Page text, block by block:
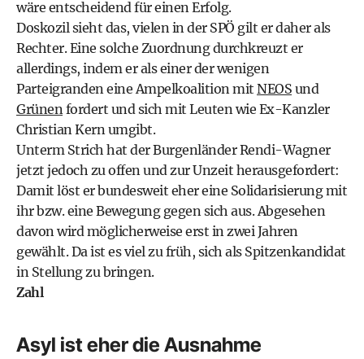
wäre entscheidend für einen Erfolg.
Doskozil sieht das, vielen in der SPÖ gilt er daher als
Rechter. Eine solche Zuordnung durchkreuzt er
allerdings, indem er als einer der wenigen
Parteigranden eine Ampelkoalition mit NEOS und
Grünenfordert und sich mit Leuten wie Ex-Kanzler
Christian Kern umgibt.
Unterm Strich hat der Burgenländer Rendi-Wagner
jetzt jedoch zu offen und zur Unzeit herausgefordert:
Damit löst er bundesweit eher eine Solidarisierung mit
ihr bzw. eine Bewegung gegen sich aus. Abgesehen
davon wird möglicherweise erst in zwei Jahren
gewählt. Da ist es viel zu früh, sich als Spitzenkandidat
in Stellung zu bringen.
Zahl
Asyl ist eher die Ausnahme